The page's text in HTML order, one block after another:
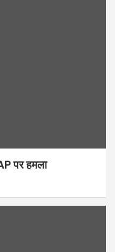
पर हमला